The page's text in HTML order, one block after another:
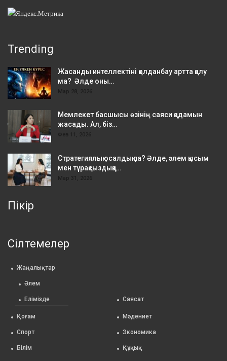
Trending
Жасанды интеллектіні қолданбау артта қалу
ма? Әлде оны…
Мар 28, 2026
Мемлекет басшысы өзінің саяси қадамын
жасады. Ал, біз…
Фев 11, 2026
Стратегиялық осалдық па? Әлде, әлем қысым
мен тұрақсыздыққа…
Мар 31, 2026
Пікір
Сілтемелер
Жаңалықтар
Әлем
Елімізде Саясат
Қоғам Мәдениет
Спорт Экономика
Білім Құқық